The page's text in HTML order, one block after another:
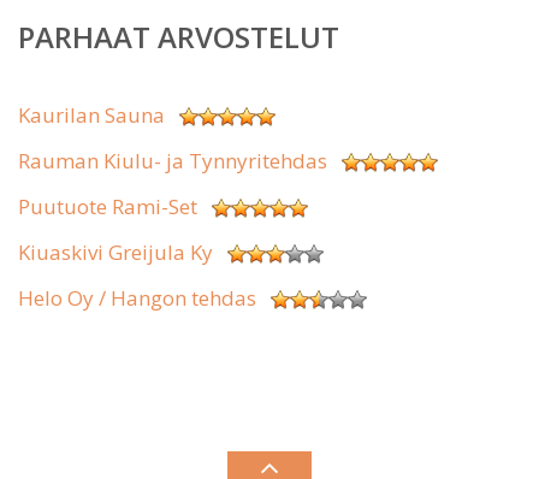
PARHAAT ARVOSTELUT
Kaurilan Sauna
Rauman Kiulu- ja Tynnyritehdas
Puutuote Rami-Set
Kiuaskivi Greijula Ky
Helo Oy / Hangon tehdas